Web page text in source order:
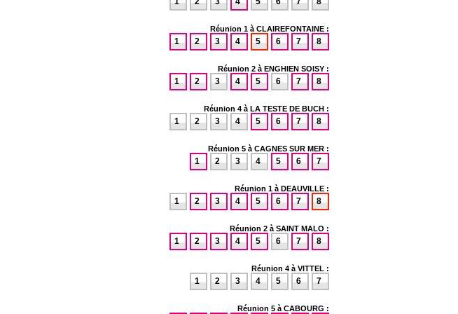
Réunion 1 à CLAIREFONTAINE :
8
7
6
5
4
3
2
1
Réunion 2 à ENGHIEN SOISY :
8
7
6
5
4
3
2
1
Réunion 4 à LA TESTE DE BUCH :
8
7
6
5
4
3
2
1
Réunion 5 à CAGNES SUR MER :
7
6
5
4
3
2
1
Réunion 1 à DEAUVILLE :
8
7
6
5
4
3
2
1
Réunion 2 à SAINT MALO :
8
7
6
5
4
3
2
1
Réunion 4 à VITTEL :
7
6
5
4
3
2
1
Réunion 5 à CABOURG :